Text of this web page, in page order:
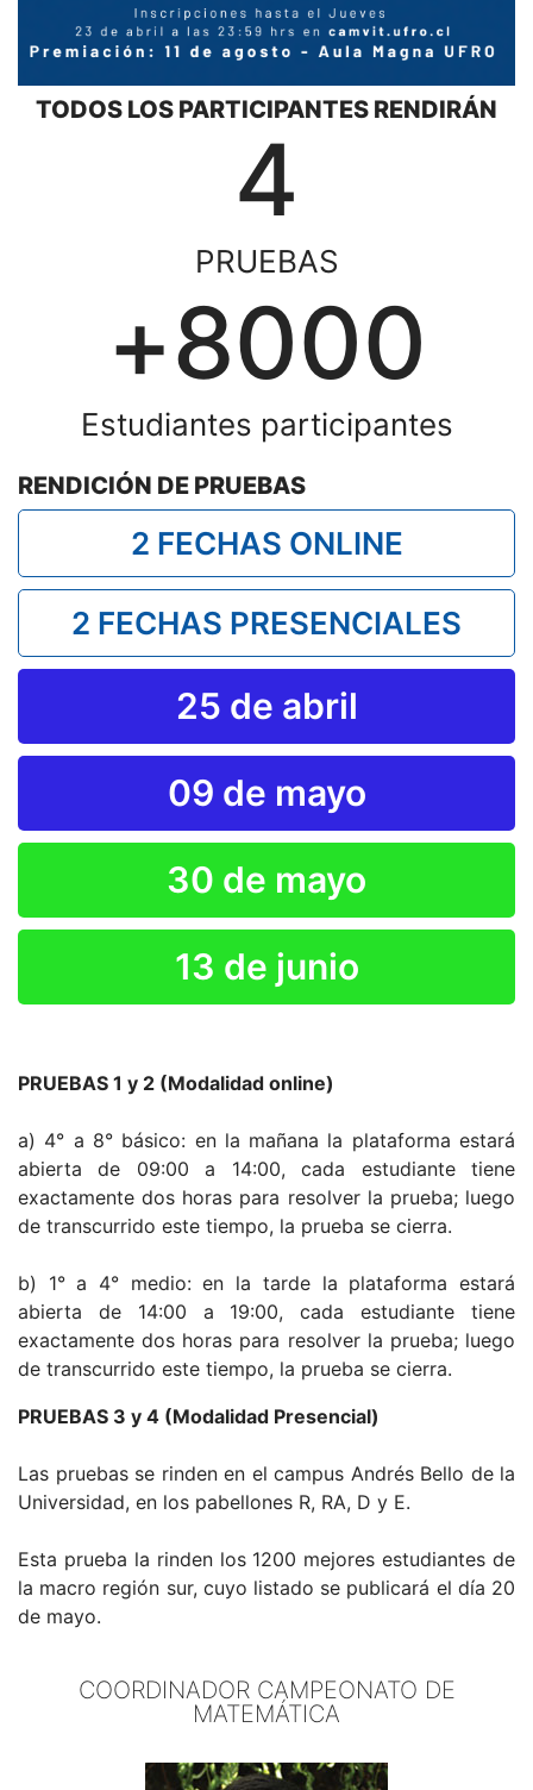
TODOS LOS PARTICIPANTES RENDIRÁN
4
PRUEBAS
8000
Estudiantes participantes
RENDICIÓN DE PRUEBAS
2 FECHAS ONLINE
2 FECHAS PRESENCIALES
25 de abril
09 de mayo
30 de mayo
13 de junio
PRUEBAS 1 y 2 (Modalidad online)
a) 4° a 8° básico: en la mañana la plataforma estará
abierta de 09:00 a 14:00, cada estudiante tiene
exactamente dos horas para resolver la prueba; luego
de transcurrido este tiempo, la prueba se cierra.
b) 1° a 4° medio: en la tarde la plataforma estará
abierta de 14:00 a 19:00, cada estudiante tiene
exactamente dos horas para resolver la prueba; luego
de transcurrido este tiempo, la prueba se cierra.
PRUEBAS 3 y 4 (Modalidad Presencial)
Las pruebas se rinden en el campus Andrés Bello de la
Universidad, en los pabellones R, RA, D y E.
Esta prueba la rinden los 1200 mejores estudiantes de
la macro región sur, cuyo listado se publicará el día 20
de mayo.
COORDINADOR CAMPEONATO DE
MATEMÁTICA